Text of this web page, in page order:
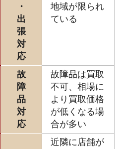
・
出
張
対
応
地域が限られ
ている
故
障
品
対
応
故障品は買取
不可、相場に
より買取価格
が低くなる場
合が多い
近隣に店舗が